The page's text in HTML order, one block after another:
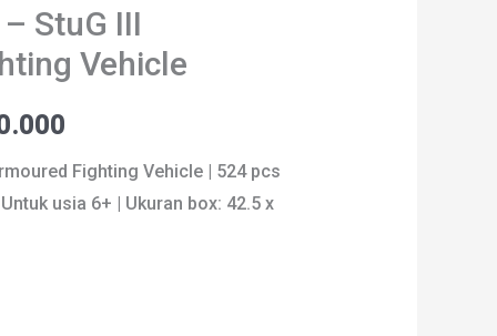
StuG III
Vehicle
saat
Fighting Vehicle | 524 pcs
usia 6+ | Ukuran box: 42.5 x